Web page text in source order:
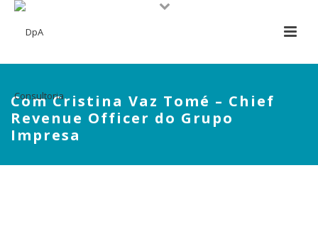
Com Cristina Vaz Tomé – Chief
Revenue Officer do Grupo
Impresa